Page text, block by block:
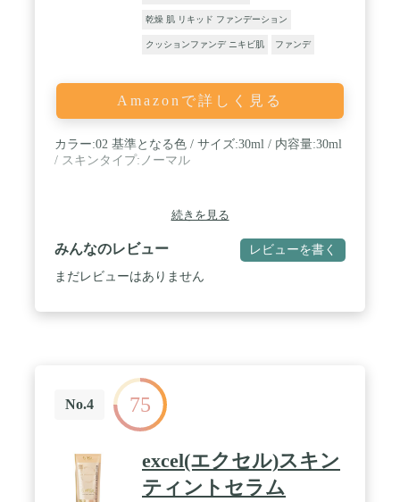
乾燥 肌 リキッド ファンデーション
クッションファンデ ニキビ肌 ファンデ
Amazonで詳しく見る
カラー:02 基準となる色 / サイズ:30ml / 内容量:30ml
/ スキンタイプ:ノーマル
続きを見る
みんなのレビュー レビューを書く
まだレビューはありません
No.4 75
excel(エクセル)スキン
ティントセラム